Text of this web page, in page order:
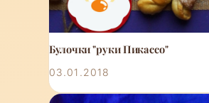
Булочки "руки Пикассо"
03.01.2018